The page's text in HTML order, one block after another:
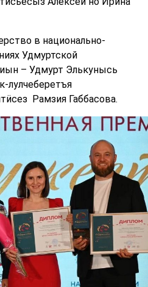
в национально-
Удмуртской
– Удмурт Элькунысь
лулчеберетъя
Рамзия Габбасова.